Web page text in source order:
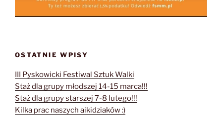
OSTATNIE WPISY
III Pyskowicki Festiwal Sztuk Walki
Staż dla grupy młodszej 14-15 marca!!!
Staż dla grupy starszej 7-8 lutego!!!
Kilka prac naszych aikidziaków :)